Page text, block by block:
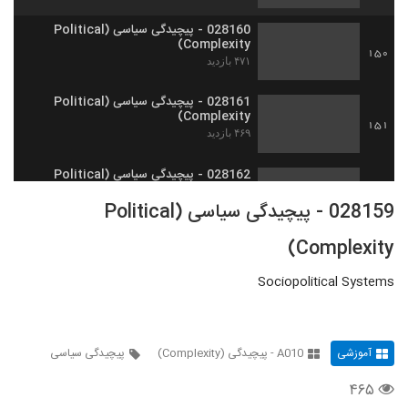
150
028160 - پیچیدگی سیاسی (Political
Complexity)
۴۷۱ بازدید
151
028161 - پیچیدگی سیاسی (Political
Complexity)
۴۶۹ بازدید
028162 - پیچیدگی سیاسی (Political
154
۵۵۸ بازدید
028159 - پیچیدگی سیاسی (Political
Complexity)
Sociopolitical Systems
آموزشی A010 - پیچیدگی (Complexity) پیچیدگی سیاسی
۴۶۵